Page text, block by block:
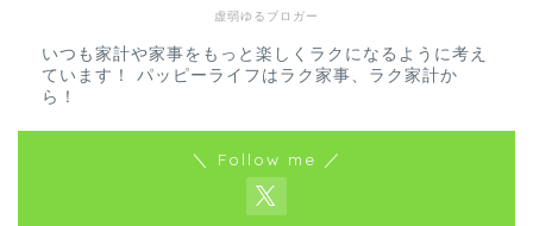
虚弱ゆるブロガー
いつも家計や家事をもっと楽しくラクになるように考え
ています！ パッピーライフはラク家事、ラク家計か
ら！
＼ Follow me ／